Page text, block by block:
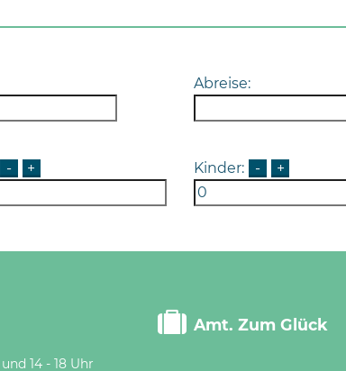
Abreise:
- + Kinder: - +
14 - 18 Uhr
Amt. Zum Glück